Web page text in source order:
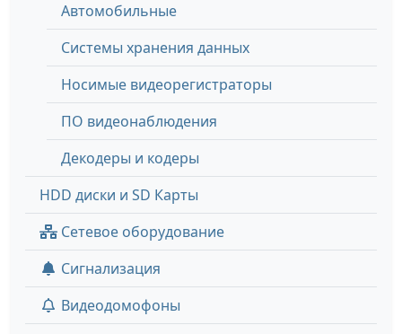
Автомобильные
Системы хранения данных
Носимые видеорегистраторы
ПО видеонаблюдения
Декодеры и кодеры
HDD диски и SD Карты
Сетевое оборудование
Сигнализация
Видеодомофоны